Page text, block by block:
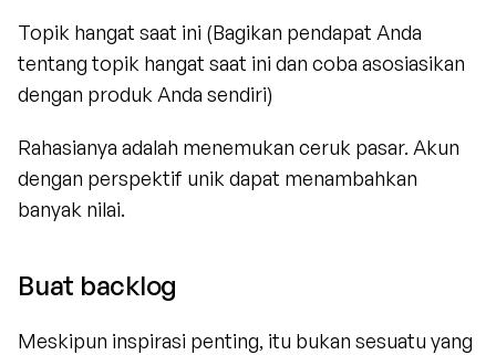
Topik hangat saat ini (Bagikan pendapat Anda
tentang topik hangat saat ini dan coba asosiasikan
dengan produk Anda sendiri)
Rahasianya adalah menemukan ceruk pasar. Akun
dengan perspektif unik dapat menambahkan
banyak nilai.
Buat backlog
Meskipun inspirasi penting, itu bukan sesuatu yang